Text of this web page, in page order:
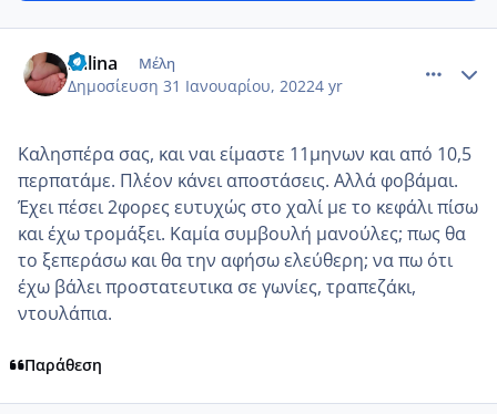
kalina Μέλη
Δημοσίευση 31 Ιανουαρίου, 20224 yr
Καλησπέρα σας, και ναι είμαστε 11μηνων και από 10,5
περπατάμε. Πλέον κάνει αποστάσεις. Αλλά φοβάμαι.
Έχει πέσει 2φορες ευτυχώς στο χαλί με το κεφάλι πίσω
και έχω τρομάξει. Καμία συμβουλή μανούλες; πως θα
το ξεπεράσω και θα την αφήσω ελεύθερη; να πω ότι
έχω βάλει προστατευτικα σε γωνίες, τραπεζάκι,
ντουλάπια.
Παράθεση